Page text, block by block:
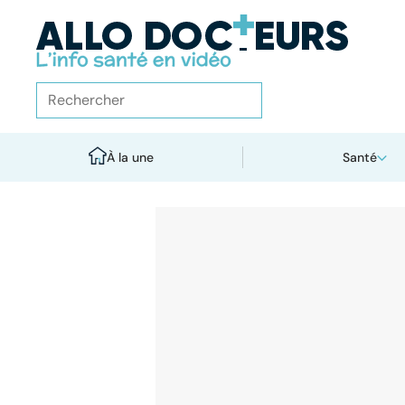
À la une Santé